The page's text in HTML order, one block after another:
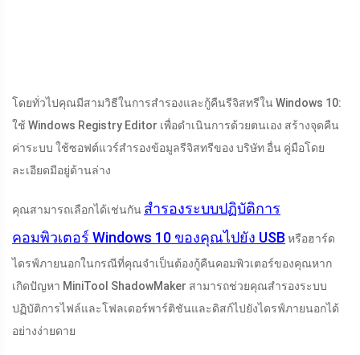
โดยทั่วไปคุณมีสามวิธีในการสำรองและกู้คืนรีจิสทรีใน Windows 10:
ใช้ Windows Registry Editor เพื่อดำเนินการด้วยตนเอง สร้างจุดคืน
ค่าระบบ ใช้ซอฟต์แวร์สำรองข้อมูลรีจิสทรีของ บริษัท อื่น คู่มือโดย
ละเอียดมีอยู่ด้านล่าง
คุณสามารถเลือกได้เช่นกัน สำรองระบบปฏิบัติการ
คอมพิวเตอร์ Windows 10 ของคุณไปยัง USB หรือฮาร์ด
ไดรฟ์ภายนอกในกรณีที่คุณจำเป็นต้องกู้คืนคอมพิวเตอร์ของคุณหาก
เกิดปัญหา MiniTool ShadowMaker สามารถช่วยคุณสำรองระบบ
ปฏิบัติการไฟล์และโฟลเดอร์พาร์ติชันและดิสก์ไปยังไดรฟ์ภายนอกได้
อย่างง่ายดาย